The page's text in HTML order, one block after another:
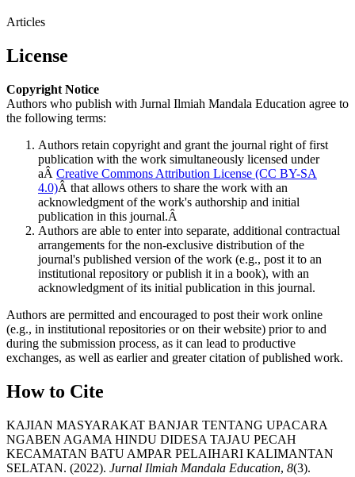
Articles
License
Copyright Notice
Authors who publish with Jurnal Ilmiah Mandala Education agree to
the following terms:
Authors retain copyright and grant the journal right of first
publication with the work simultaneously licensed under
aÂ Creative Commons Attribution License (CC BY-SA
4.0)Â that allows others to share the work with an
acknowledgment of the work's authorship and initial
publication in this journal.Â
Authors are able to enter into separate, additional contractual
arrangements for the non-exclusive distribution of the
journal's published version of the work (e.g., post it to an
institutional repository or publish it in a book), with an
acknowledgment of its initial publication in this journal.
Authors are permitted and encouraged to post their work online
(e.g., in institutional repositories or on their website) prior to and
during the submission process, as it can lead to productive
exchanges, as well as earlier and greater citation of published work.
How to Cite
KAJIAN MASYARAKAT BANJAR TENTANG UPACARA
NGABEN AGAMA HINDU DIDESA TAJAU PECAH
KECAMATAN BATU AMPAR PELAIHARI KALIMANTAN
SELATAN. (2022). Jurnal Ilmiah Mandala Education, 8(3).